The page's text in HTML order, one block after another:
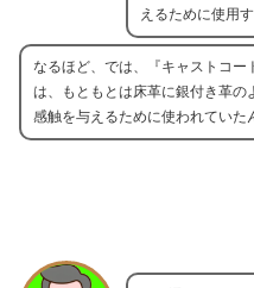
えるために使用す
なるほど、では、『キャストコー
は、もともとは床革に銀付き革の
感触を与えるために使われていた